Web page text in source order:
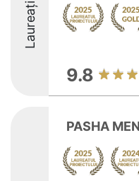
Laureați
9.8
PASHA